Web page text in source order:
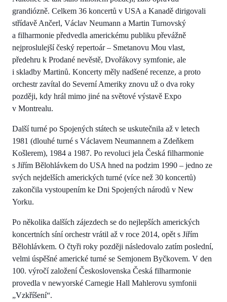
grandiózně. Celkem 36 koncertů v USA a Kanadě dirigovali
střídavě Ančerl, Václav Neumann a Martin Turnovský
a filharmonie předvedla americkému publiku převážně
nejproslulejší český repertoár – Smetanovu Mou vlast,
předehru k Prodané nevěstě, Dvořákovy symfonie, ale
i skladby Martinů. Koncerty měly nadšené recenze, a proto
orchestr zavítal do Severní Ameriky znovu už o dva roky
později, kdy hrál mimo jiné na světové výstavě Expo
v Montrealu.
Další turné po Spojených státech se uskutečnila až v letech
1981 (dlouhé turné s Václavem Neumannem a Zdeňkem
Košlerem), 1984 a 1987. Po revoluci jela Česká filharmonie
s Jiřím Bělohlávkem do USA hned na podzim 1990 – jedno ze
svých nejdelších amerických turné (více než 30 koncertů)
zakončila vystoupením ke Dni Spojených národů v New
Yorku.
Po několika dalších zájezdech se do nejlepších amerických
koncertních síní orchestr vrátil až v roce 2014, opět s Jiřím
Bělohlávkem. O čtyři roky později následovalo zatím poslední,
velmi úspěšné americké turné se Semjonem Byčkovem. V den
100. výročí založení Československa Česká filharmonie
provedla v newyorské Carnegie Hall Mahlerovu symfonii
„Vzkříšení“.